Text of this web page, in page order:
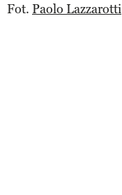
Fot. Paolo Lazzarotti